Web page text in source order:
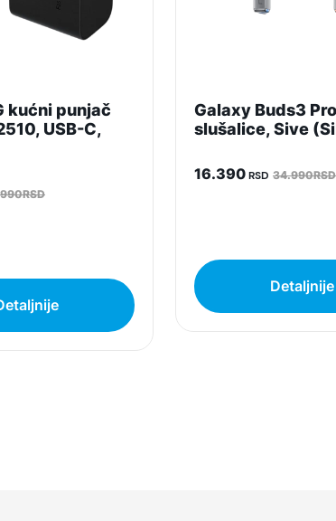
kućni punjač
USB-C,
Galaxy Buds3
slušalice, Sive
16.390RSD 34.990RSD
Detaljnije